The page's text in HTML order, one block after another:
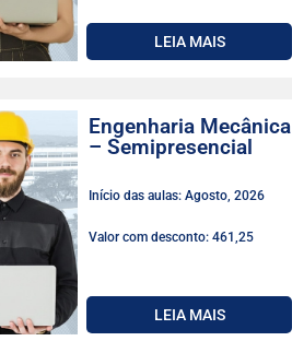
LEIA MAIS
Engenharia Mecânica
– Semipresencial
Início das aulas: Agosto, 2026
Valor com desconto: 461,25
LEIA MAIS